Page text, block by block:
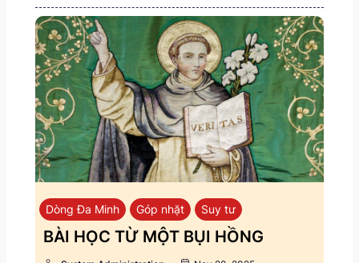
Dòng Đa Minh Góp nhặt Suy tư
BÀI HỌC TỪ MỘT BỤI HỒNG